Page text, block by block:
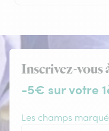
Inscrivez-vous
-5€ sur votre
Les champs